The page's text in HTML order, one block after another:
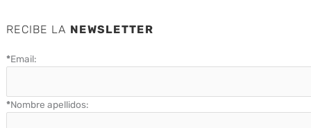
RECIBE LA NEWSLETTER
*Email:
*Nombre apellidos: